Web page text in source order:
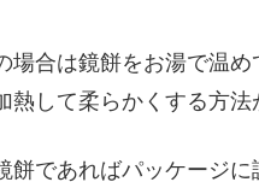
場合は鏡餅をお湯で温
して柔らかくする方法
餅であればパッケージ